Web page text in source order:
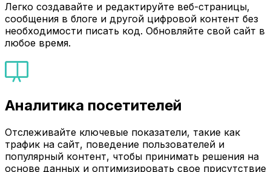
Легко создавайте и редактируйте веб-страницы,
сообщения в блоге и другой цифровой контент без
необходимости писать код. Обновляйте свой сайт в
любое время.
Аналитика посетителей
Отслеживайте ключевые показатели, такие как
трафик на сайт, поведение пользователей и
популярный контент, чтобы принимать решения на
основе данных и оптимизировать свое присутствие